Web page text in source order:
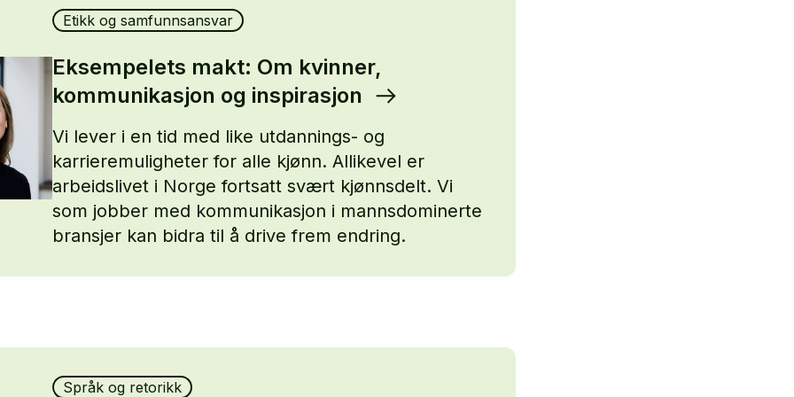
Etikk og samfunnsansvar
Eksempelets makt: Om kvinner,
kommunikasjon og inspirasjon
Vi lever i en tid med like utdannings- og
karrieremuligheter for alle kjønn. Allikevel er
arbeidslivet i Norge fortsatt svært kjønnsdelt. Vi
som jobber med kommunikasjon i mannsdominerte
bransjer kan bidra til å drive frem endring.
Språk og retorikk